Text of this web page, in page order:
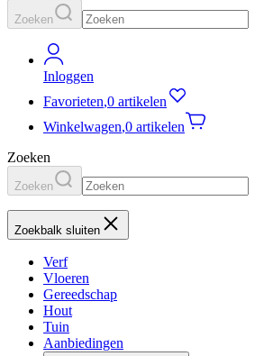
Zoeken
Inloggen
Favorieten,0 artikelen
Winkelwagen,0 artikelen
Zoeken
Zoeken
Zoekbalk sluiten
Verf
Vloeren
Gereedschap
Hout
Tuin
Aanbiedingen